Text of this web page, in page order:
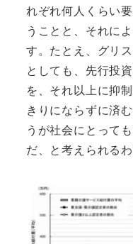
れぞれ何人くらい
うことと、それに
す。たとえ、グリ
としても、先行投
を、それ以上に抑
きりにならずに済
うが社会にとって
だ、と考えられるわ